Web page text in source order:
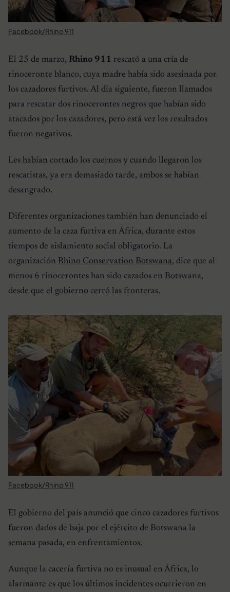
Facebook/Rhino 911
El 25 de marzo, Rhino 911 rescató a una cría de
rinoceronte blanco, cuya madre había sido asesinada por
los cazadores furtivos. Al día siguiente, fueron llamados
para rescatar dos rinocerontes negros que habían sido
atacados por los cazadores, pero está vez los resultados
fueron negativos.
Les habían cortado los cuernos y cuando llegaron los
rescatistas, ya era demasiado tarde, ambos se habían
desangrado.
Diferentes organizaciones también han denunciado el
aumento de la caza furtiva en África, durante estos
tiempos de aislamiento social obligatorio. La
organización Rhino Conservation Botswana, dice que al
menos 6 rinocerontes han sido cazados en Botswana,
desde que el gobierno cerró las fronteras.
Facebook/Rhino 911
El gobierno del país anunció que cinco cazadores furtivos
fueron dados de baja por el ejército de Botswana la
semana pasada, en enfrentamientos.
Aunque la cacería furtiva no es inusual en África, lo
alarmante es que los últimos incidentes ocurrieron en